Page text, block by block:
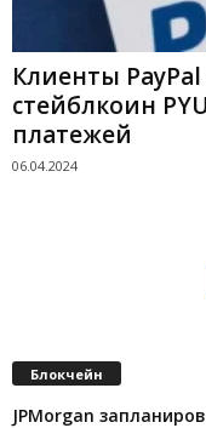
Клиенты
стейблкоин
платежей
06.04.2024
Блокчейн
JPMorgan